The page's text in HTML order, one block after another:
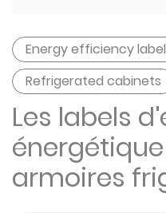
Energy efficiency
Refrigerated cabinets
Les labels
armoires